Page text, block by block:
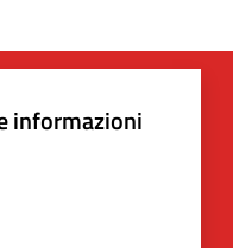
informazioni